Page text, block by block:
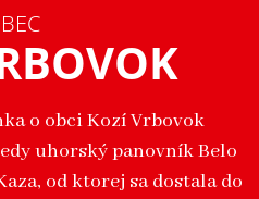
o obci Kozí Vrbovok
uhorský panovník Belo
od ktorej sa dostala do